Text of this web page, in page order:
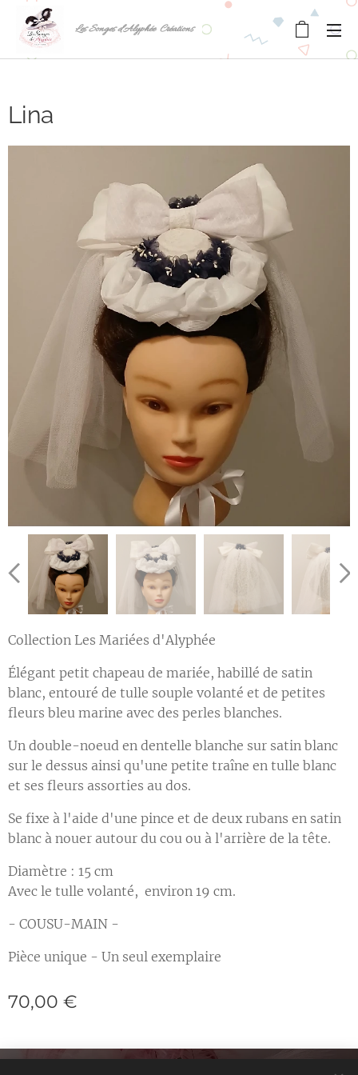
Les Songes d'Alyphée Créations
Lina
Collection Les Mariées d'Alyphée
Élégant petit chapeau de mariée, habillé de satin
blanc, entouré de tulle souple volanté et de petites
fleurs bleu marine avec des perles blanches.
Un double-noeud en dentelle blanche sur satin blanc
sur le dessus ainsi qu'une petite traîne en tulle blanc
et ses fleurs assorties au dos.
Se fixe à l'aide d'une pince et de deux rubans en satin
blanc à nouer autour du cou ou à l'arrière de la tête.
Diamètre : 15 cm
Avec le tulle volanté, environ 19 cm.
- COUSU-MAIN -
Pièce unique - Un seul exemplaire
70,00 €